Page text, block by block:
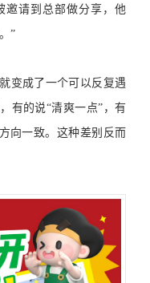
邀请到总部做分享，他
”
变成了一个可以反复遇
有的说“清爽一点”，有
向一致。这种差别反而